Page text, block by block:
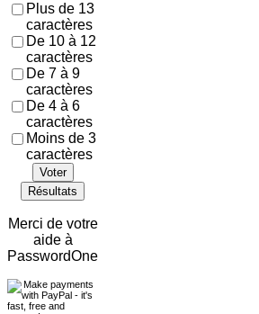
Plus de 13
caractères
De 10 à 12
caractères
De 7 à 9
caractères
De 4 à 6
caractères
Moins de 3
caractères
Voter
Résultats
Merci de votre
aide à
PasswordOne